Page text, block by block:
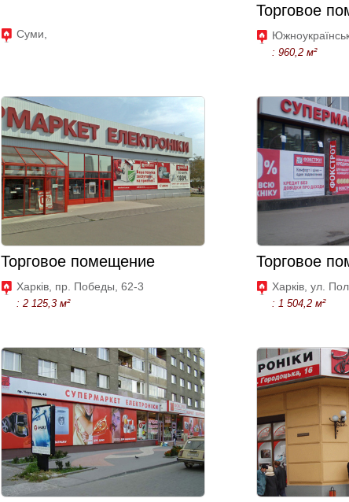
Суми,
Торговое
: 960,2 м²
Торговое помещение
Харків, пр. Победы, 62-3
: 2 125,3 м²
Торговое
Харків, ул.
: 1 504,2 м²